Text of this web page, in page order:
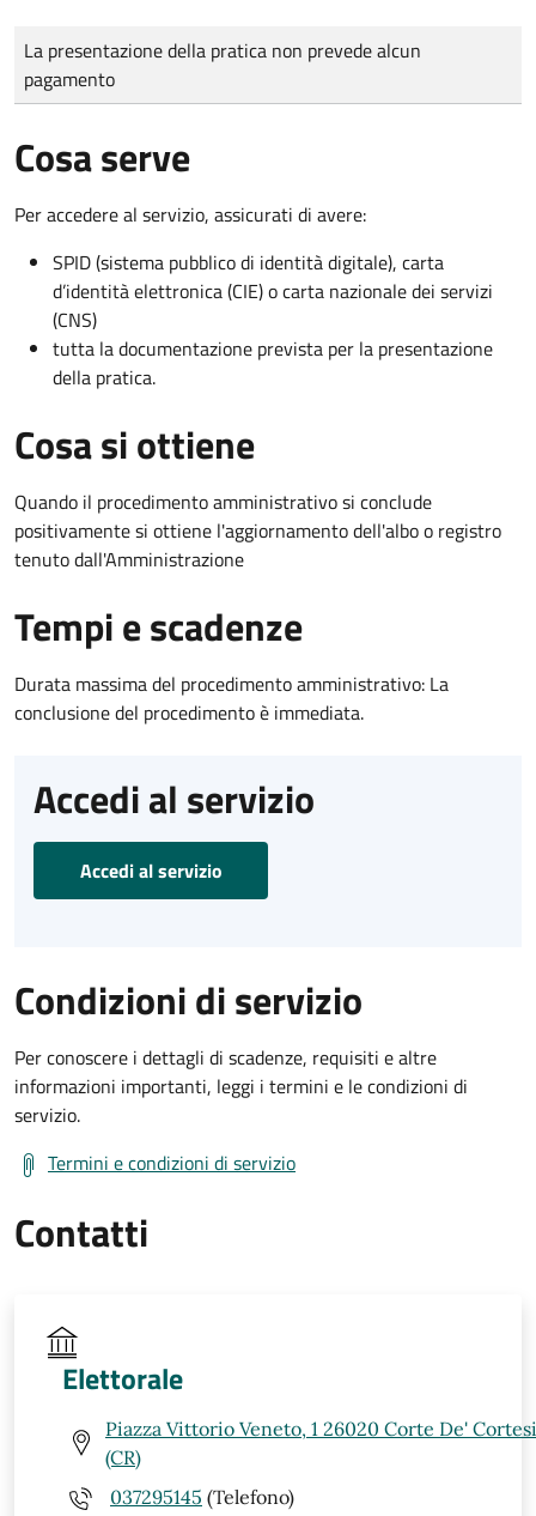
Tipo di pagamento
Importo
La presentazione della pratica non prevede alcun
pagamento
Cosa serve
Per accedere al servizio, assicurati di avere:
SPID (sistema pubblico di identità digitale), carta
d’identità elettronica (CIE) o carta nazionale dei servizi
(CNS)
tutta la documentazione prevista per la presentazione
della pratica.
Cosa si ottiene
Quando il procedimento amministrativo si conclude
positivamente si ottiene l'aggiornamento dell'albo o registro
tenuto dall'Amministrazione
Tempi e scadenze
Durata massima del procedimento amministrativo: La
conclusione del procedimento è immediata.
Accedi al servizio
Accedi al servizio
Condizioni di servizio
Per conoscere i dettagli di scadenze, requisiti e altre
informazioni importanti, leggi i termini e le condizioni di
servizio.
Termini e condizioni di servizio
Contatti
Elettorale
Piazza Vittorio Veneto, 1 26020 Corte De'
(CR)
037295145 (Telefono)